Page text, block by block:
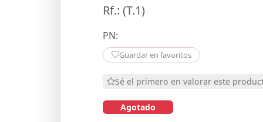
Rf.: (T.1)
PN:
Guardar en favoritos
Sé el primero en valorar este
Agotado